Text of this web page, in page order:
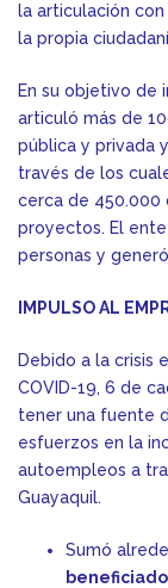
la articulación
la propia
En su objetivo de
articuló más de
pública y privada
través de los
cerca de 450.000
proyectos. El
personas y
IMPULSO AL
Debido a la crisis
COVID-19, 6 de
tener una fuente
esfuerzos en la
autoempleos a
Guayaquil.
Sumó